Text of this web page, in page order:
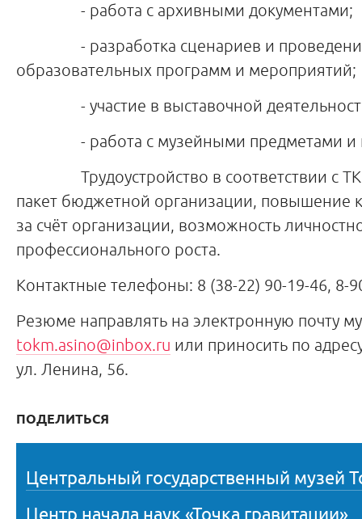
- работа с архивными документами;
- разработка сценариев и проведение
образовательных программ и мероприятий;
- участие в выставочной
- работа с музейными предметами и
Трудоустройство в соответствии с ТК
пакет бюджетной организации, повышение
за счёт организации, возможность
профессионального роста.
Контактные телефоны: 8 (38-22) 90-19-46, 8-
Резюме направлять на электронную почту
tokm.asino@inbox.ru или приносить по
ул. Ленина, 56.
ПОДЕЛИТЬСЯ
Центральный государственный музей